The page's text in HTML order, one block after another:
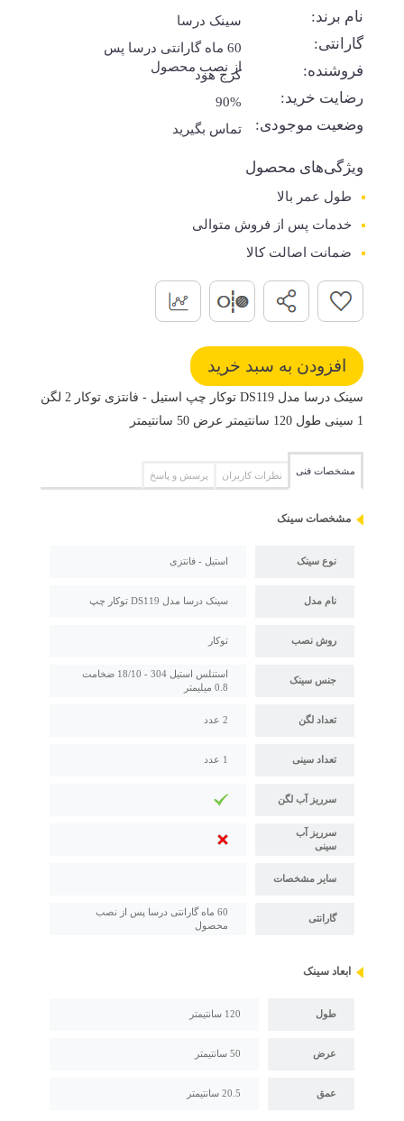
نام برند: سینک درسا
گارانتی:
60 ماه گارانتی درسا پس
از نصب محصول
فروشنده: کرج هود
رضایت خرید: 90%
وضعیت موجودی: تماس بگیرید
ویژگی‌های محصول
طول عمر بالا
خدمات پس از فروش متوالی
ضمانت اصالت کالا
سینک درسا مدل DS119 توکار چپ استیل - فانتزی توکار 2 لگن
1 سینی طول 120 سانتیمتر عرض 50 سانتیمتر
مشخصات فنی نظرات کاربران پرسش و پاسخ
مشخصات سینک
نوع سینک استیل - فانتزی
نام مدل سینک درسا مدل DS119 توکار چپ
روش نصب توکار
جنس سینک
استنلس استیل 304 - 18/10 ضخامت
0.8 میلیمتر
تعداد لگن 2 عدد
تعداد سینی 1 عدد
سرریز آب لگن
سرریز آب
سینی
سایر مشخصات
گارانتی
60 ماه گارانتی درسا پس از نصب
محصول
ابعاد سینک
طول 120 سانتیمتر
عرض 50 سانتیمتر
عمق 20.5 سانتیمتر